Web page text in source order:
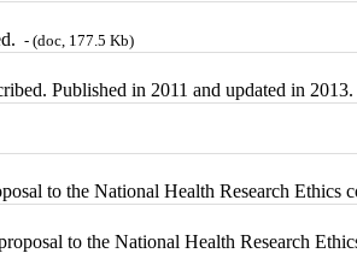
- (doc, 177.5 Kb)
Published in 2011 and updated in 2013.
to the National Health Research Ethics
to the National Health Research